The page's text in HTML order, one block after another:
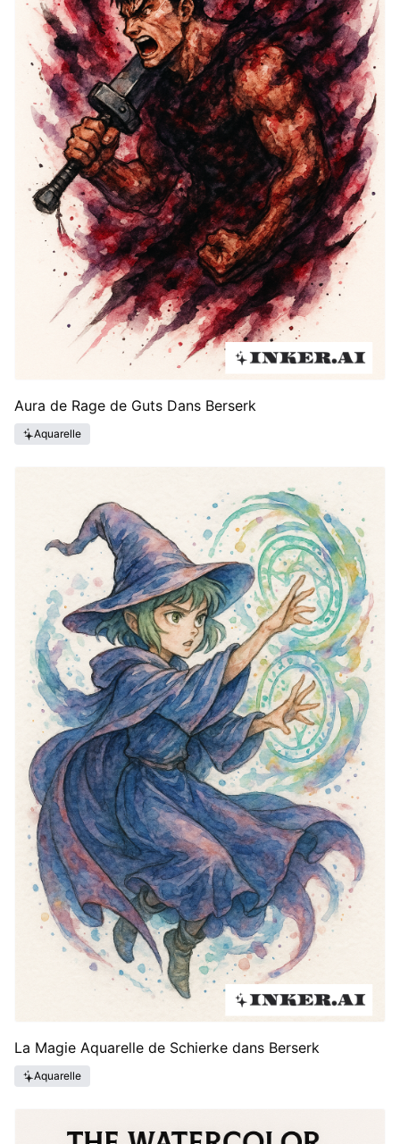
Aura de Rage de Guts Dans Berserk
Aquarelle
La Magie Aquarelle de Schierke dans Berserk
Aquarelle